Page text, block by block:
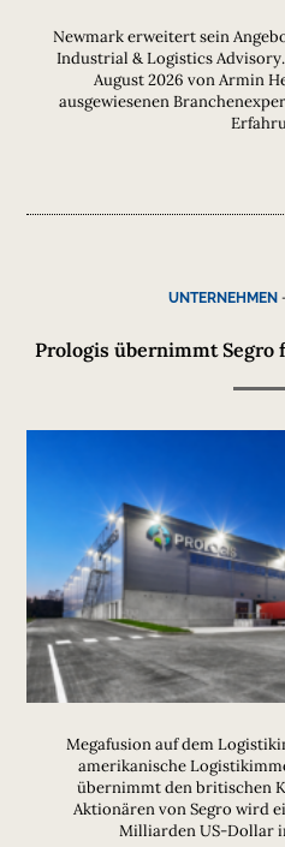
Newmark erweitert sein
Industrial & Logistics
August 2026 von Armin
ausgewiesenen
UNTERNEHMEN
Prologis übernimmt Segro
Megafusion auf dem
amerikanische
übernimmt den britischen
Aktionären von Segro wird
Milliarden US-Dollar